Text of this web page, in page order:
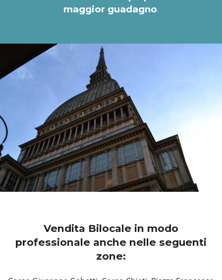
maggior guadagno.
Vendita Bilocale in modo
professionale anche nelle seguenti
zone: